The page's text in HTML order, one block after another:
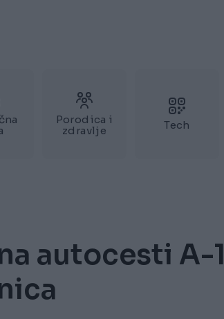
Porodica i
zdravlje
Tech
autocesti A-1